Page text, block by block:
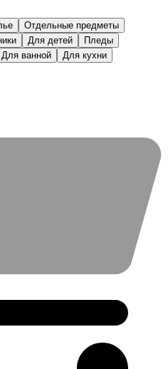
Отдельные предметы
Для детей
Пледы
Для ванной
Для кухни